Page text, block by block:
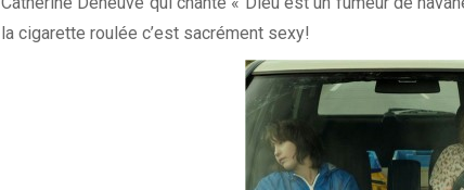
la cigarette roulée c’est sacrément sexy!